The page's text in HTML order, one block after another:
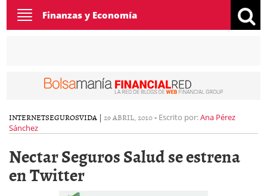
Toggle
navigation
Finanzas y Economía
INTERNETSEGUROSVIDA | 29 ABRIL, 2010- Escrito por:Ana Pérez
Sánchez
Nectar Seguros Salud se estrena
en Twitter